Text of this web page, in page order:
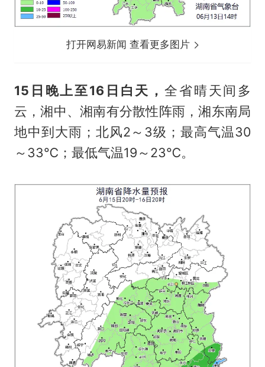
打开网易新闻 查看更多图片
15日晚上至16日白天 ，全省晴天间多
云，湘中、湘南有分散性阵雨，湘东南局
地中到大雨；北风2～3级；最高气温30
～33℃；最低气温19～23℃。